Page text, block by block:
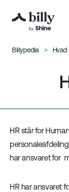
Billypedia Hvad
HR står for
har ansvaret for
HR har ansvaret